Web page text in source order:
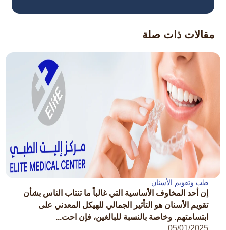
مقالات ذات صلة
طب وتقويم الأسنان
إن أحد المخاوف الأساسية التي غالباً ما تنتاب الناس بشأن
تقويم الأسنان هو التأثير الجمالي للهيكل المعدني على
ابتسامتهم. وخاصة بالنسبة للبالغين، فإن احت...
05/01/2025